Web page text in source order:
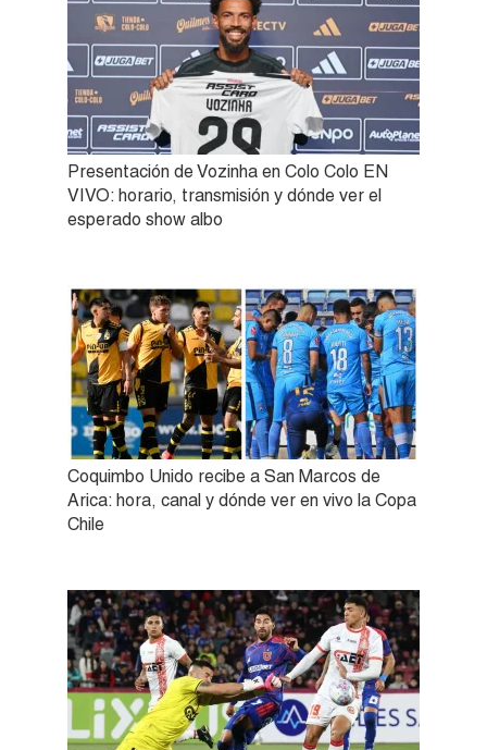
Presentación de Vozinha en Colo Colo EN
VIVO: horario, transmisión y dónde ver el
esperado show albo
Coquimbo Unido recibe a San Marcos de
Arica: hora, canal y dónde ver en vivo la Copa
Chile